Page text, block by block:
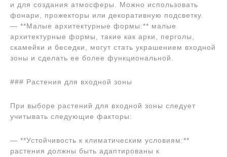
и для создания атмосферы. Можно использовать
фонари, прожекторы или декоративную подсветку.
— **Малые архитектурные формы:** малые
архитектурные формы, такие как арки, перголы,
скамейки и беседки, могут стать украшением входной
зоны и сделать ее более функциональной.
### Растения для входной зоны
При выборе растений для входной зоны следует
учитывать следующие факторы:
— **Устойчивость к климатическим условиям:**
растения должны быть адаптированы к